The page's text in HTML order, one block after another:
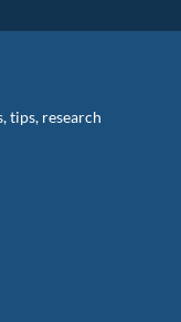
tips, research